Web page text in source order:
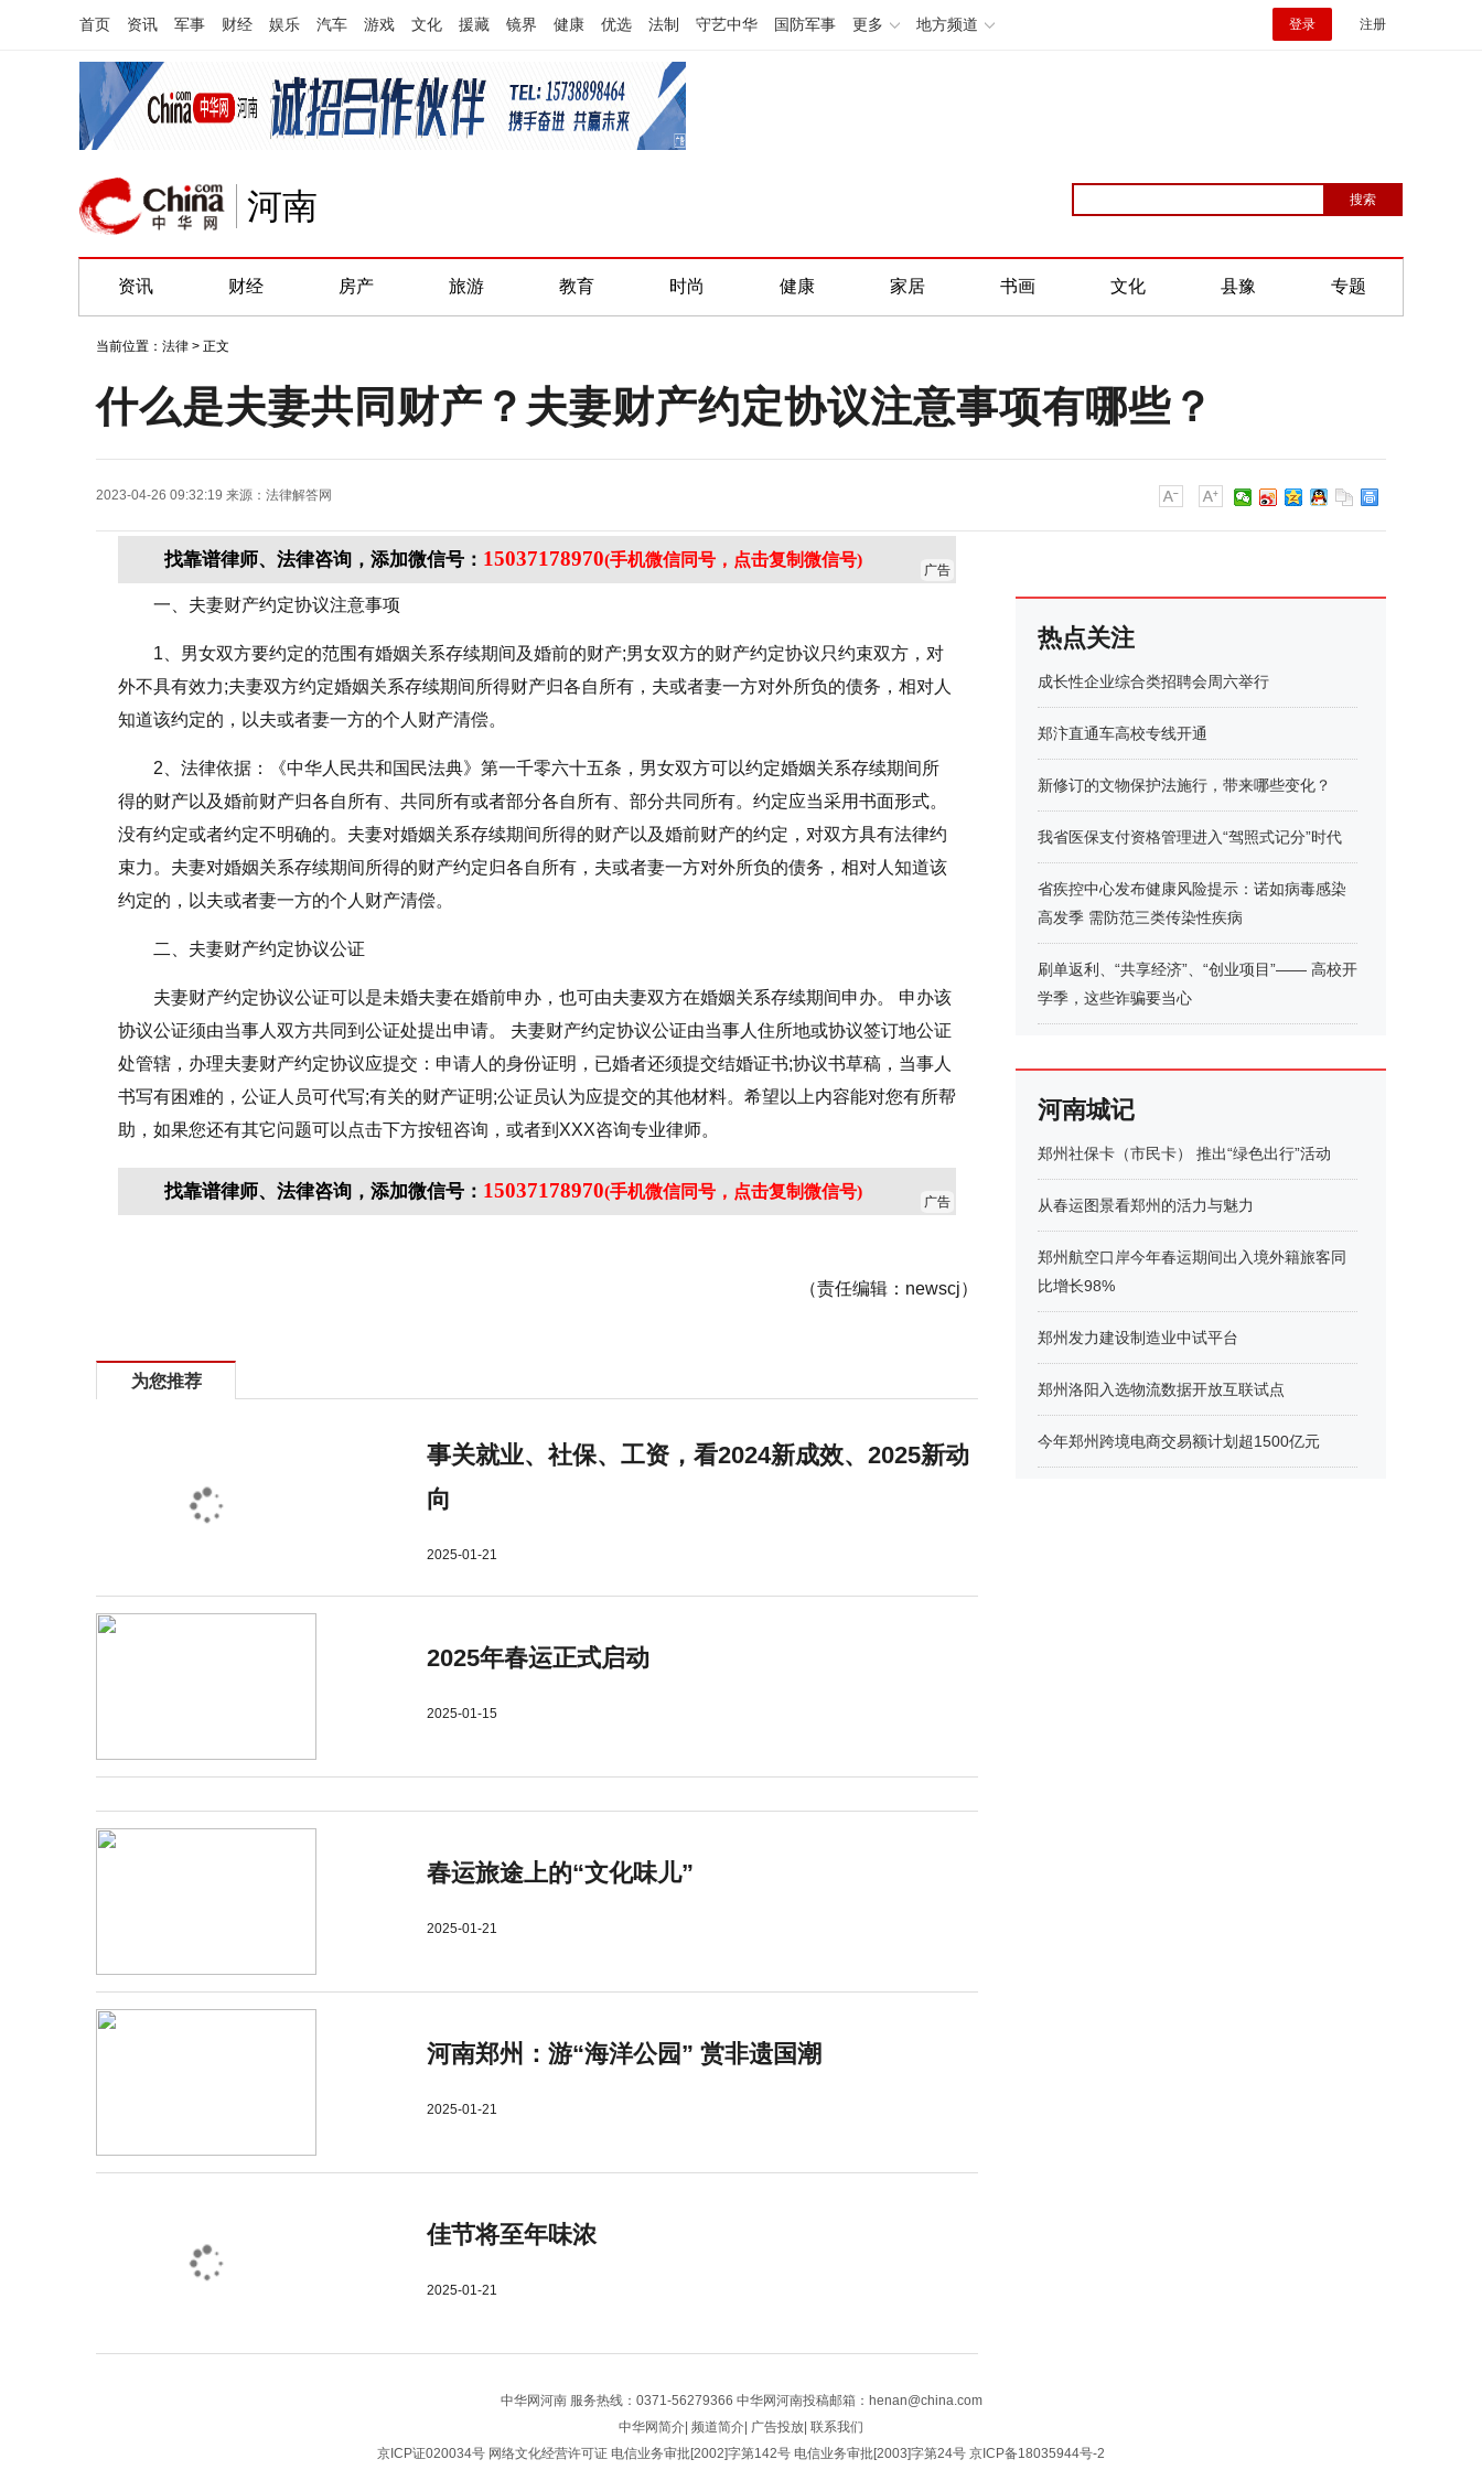
首页 资讯 军事 财经 娱乐 汽车 游戏 文化 援藏 镜界 健康 优选 法制 守艺中华 国防军事 更多 地方频道 登录 注册
河南
资讯 财经 房产 旅游 教育 时尚 健康 家居 书画 文化 县豫 专题
当前位置： 法律 > 正文
什么是夫妻共同财产？夫妻财产约定协议注意事项有哪些？
2023-04-26 09:32:19 来源： 法律解答网
广告
找靠谱律师、法律咨询，添加微信号： 15037178970(手机微信同号，点击复制微信号)
一、夫妻财产约定协议注意事项
1、男女双方要约定的范围有婚姻关系存续期间及婚前的财产;男女双方的财产约定协议只约束双方，对
外不具有效力;夫妻双方约定婚姻关系存续期间所得财产归各自所有，夫或者妻一方对外所负的债务，相对人
知道该约定的，以夫或者妻一方的个人财产清偿。
2、法律依据：《中华人民共和国民法典》第一千零六十五条，男女双方可以约定婚姻关系存续期间所
得的财产以及婚前财产归各自所有、共同所有或者部分各自所有、部分共同所有。约定应当采用书面形式。
没有约定或者约定不明确的。夫妻对婚姻关系存续期间所得的财产以及婚前财产的约定，对双方具有法律约
束力。夫妻对婚姻关系存续期间所得的财产约定归各自所有，夫或者妻一方对外所负的债务，相对人知道该
约定的，以夫或者妻一方的个人财产清偿。
二、夫妻财产约定协议公证
夫妻财产约定协议公证可以是未婚夫妻在婚前申办，也可由夫妻双方在婚姻关系存续期间申办。 申办该
协议公证须由当事人双方共同到公证处提出申请。 夫妻财产约定协议公证由当事人住所地或协议签订地公证
处管辖，办理夫妻财产约定协议应提交：申请人的身份证明，已婚者还须提交结婚证书;协议书草稿，当事人
书写有困难的，公证人员可代写;有关的财产证明;公证员认为应提交的其他材料。希望以上内容能对您有所帮
助，如果您还有其它问题可以点击下方按钮咨询，或者到XXX咨询专业律师。
找靠谱律师、法律咨询，添加微信号： 15037178970(手机微信同号，点击复制微信号)
广告
（责任编辑：newscj）
为您推荐
事关就业、社保、工资，看2024新成效、2025新动
向
2025-01-21
2025年春运正式启动
2025-01-15
春运旅途上的“文化味儿”
2025-01-21
河南郑州：游“海洋公园” 赏非遗国潮
2025-01-21
佳节将至年味浓
2025-01-21
热点关注
成长性企业综合类招聘会周六举行
郑汴直通车高校专线开通
新修订的文物保护法施行，带来哪些变化？
我省医保支付资格管理进入“驾照式记分”时代
省疾控中心发布健康风险提示：诺如病毒感染
高发季 需防范三类传染性疾病
刷单返利、“共享经济”、“创业项目”—— 高校开
学季，这些诈骗要当心
河南城记
郑州社保卡（市民卡） 推出“绿色出行”活动
从春运图景看郑州的活力与魅力
郑州航空口岸今年春运期间出入境外籍旅客同
比增长98%
郑州发力建设制造业中试平台
郑州洛阳入选物流数据开放互联试点
今年郑州跨境电商交易额计划超1500亿元
中华网河南服务热线：0371-56279366 中华网河南投稿邮箱：henan@china.com
中华网简介 频道简介 广告投放 联系我们
京ICP证020034号 网络文化经营许可证 电信业务审批[2002]字第142号 电信业务审批[2003]字第24号 京ICP备18035944号-2